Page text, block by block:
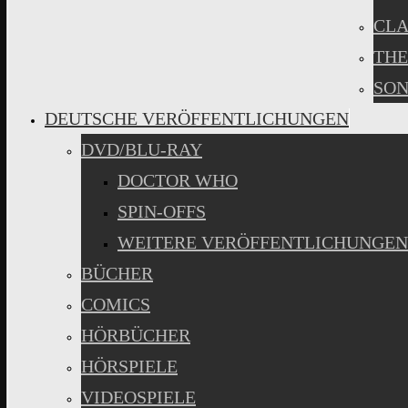
DEUTSCHE VERÖFFENTLICHUNGEN
DVD/BLU-RAY
DOCTOR WHO
SPIN-OFFS
WEITERE VERÖFFENTLICHUNGEN
BÜCHER
COMICS
HÖRBÜCHER
HÖRSPIELE
VIDEOSPIELE